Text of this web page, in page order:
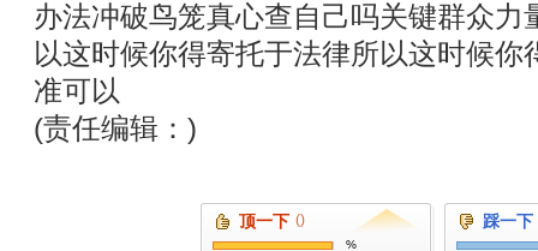
办法冲破鸟笼真心查自己吗关键群众力
以这时候你得寄托于法律所以这时候
准可以
(责任编辑：)
顶一下 ()
%
踩一下